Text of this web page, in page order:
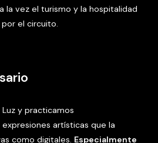
la vez el turismo y la hospitalidad
el circuito.
Luz y practicamos
artísticas que la
como digitales. Especialmente